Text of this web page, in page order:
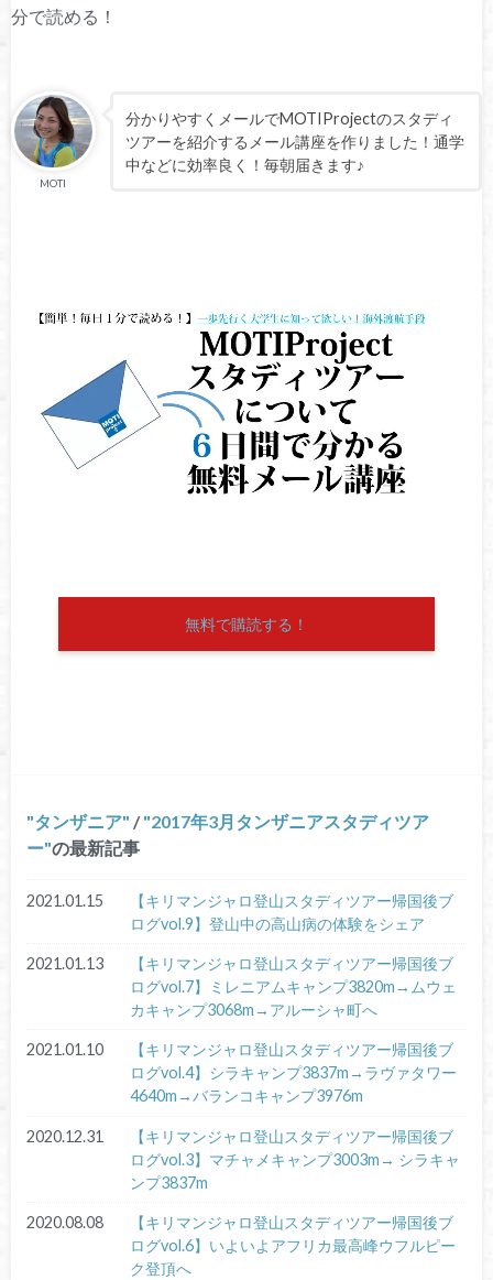
分で読める！
MOTI
分かりやすくメールでMOTIProjectのスタディ
ツアーを紹介するメール講座を作りました！通学
中などに効率良く！毎朝届きます♪
無料で購読する！
タンザニア / 2017年3月タンザニアスタディツア
ー の最新記事
2021.01.15
【キリマンジャロ登山スタディツアー帰国後ブ
ログvol.9】登山中の高山病の体験をシェア
2021.01.13
【キリマンジャロ登山スタディツアー帰国後ブ
ログvol.7】ミレニアムキャンプ3820m→ムウェ
カキャンプ3068m→アルーシャ町へ
2021.01.10
【キリマンジャロ登山スタディツアー帰国後ブ
ログvol.4】シラキャンプ3837m→ラヴァタワー
4640m→バランコキャンプ3976m
2020.12.31
【キリマンジャロ登山スタディツアー帰国後ブ
ログvol.3】マチャメキャンプ3003m→ シラキャ
ンプ3837m
2020.08.08
【キリマンジャロ登山スタディツアー帰国後ブ
ログvol.6】いよいよアフリカ最高峰ウフルピー
ク登頂へ